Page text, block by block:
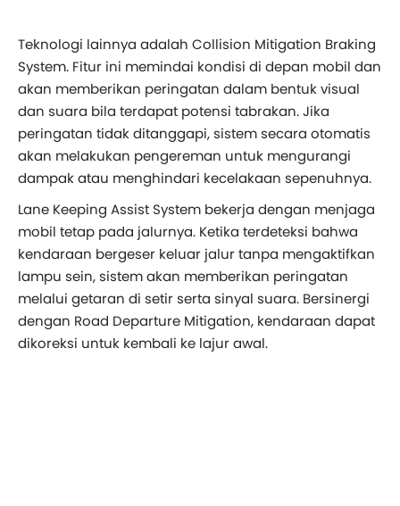
Teknologi lainnya adalah Collision Mitigation Braking
System. Fitur ini memindai kondisi di depan mobil dan
akan memberikan peringatan dalam bentuk visual
dan suara bila terdapat potensi tabrakan. Jika
peringatan tidak ditanggapi, sistem secara otomatis
akan melakukan pengereman untuk mengurangi
dampak atau menghindari kecelakaan sepenuhnya.
Lane Keeping Assist System bekerja dengan menjaga
mobil tetap pada jalurnya. Ketika terdeteksi bahwa
kendaraan bergeser keluar jalur tanpa mengaktifkan
lampu sein, sistem akan memberikan peringatan
melalui getaran di setir serta sinyal suara. Bersinergi
dengan Road Departure Mitigation, kendaraan dapat
dikoreksi untuk kembali ke lajur awal.